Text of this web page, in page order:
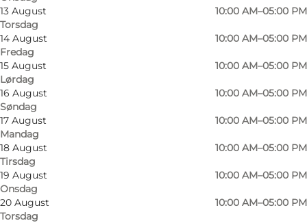
13 August
Torsdag
10:00 AM–05:00 PM
14 August
Fredag
10:00 AM–05:00 PM
15 August
Lørdag
10:00 AM–05:00 PM
16 August
Søndag
10:00 AM–05:00 PM
17 August
Mandag
10:00 AM–05:00 PM
18 August
Tirsdag
10:00 AM–05:00 PM
19 August
Onsdag
10:00 AM–05:00 PM
20 August
Torsdag
10:00 AM–05:00 PM
Foto
Tre udstillinger indbyder til mange gode